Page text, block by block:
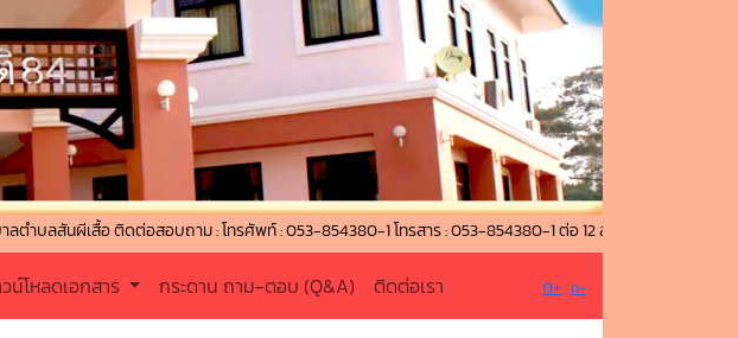
อ ติดต่อสอบถาม : โทรศัพท์ : 053-854380-1 โทรสาร : 053-854380-1 ต่อ 12 สายด่วน (งานป้องกันและบรรเท
น์โหลดเอกสาร กระดาน ถาม-ตอบ (Q&A) ติดต่อเรา ก+ ก-